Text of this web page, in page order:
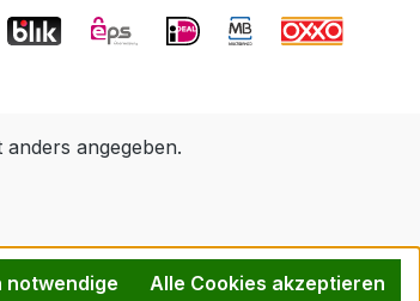
angegeben.
notwendige Alle Cookies akzeptieren